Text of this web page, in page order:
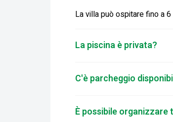
La villa può ospitare fino a
La piscina è privata?
C'è parcheggio
È possibile